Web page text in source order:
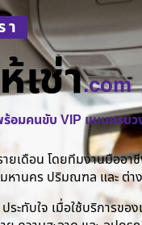
า
เช่า.com
ร้อมคนขับ VIP แบบครบว
ายเดือน โดยทีมงานมืออา
หานคร ปริมณฑล และ ต่า
ะทับใจ เมื่อใช้บริการของ